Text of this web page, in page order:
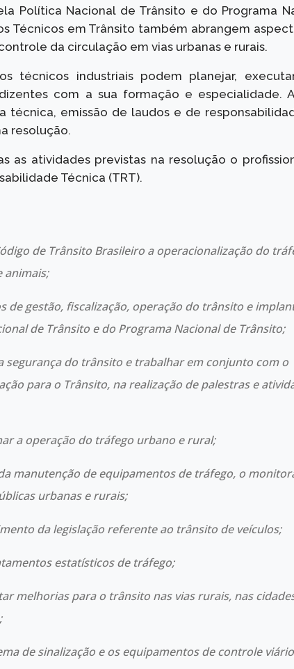
Política Nacional de Trânsito e do Programa
Técnicos em Trânsito também abrangem
da circulação em vias urbanas e rurais.
técnicos industriais podem planejar,
com a sua formação e especialidade.
técnica, emissão de laudos e de
resolução.
as atividades previstas na resolução o
Técnica (TRT).
de Trânsito Brasileiro a operacionalização do
animais;
de gestão, fiscalização, operação do trânsito e
de Trânsito e do Programa Nacional de Trânsito;
segurança do trânsito e trabalhar em conjunto com o
para o Trânsito, na realização de palestras e
a operação do tráfego urbano e rural;
manutenção de equipamentos de tráfego, o
urbanas e rurais;
da legislação referente ao trânsito de veículos;
estatísticos de tráfego;
melhorias para o trânsito nas vias rurais, nas
de sinalização e os equipamentos de controle